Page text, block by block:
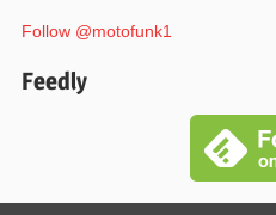
Follow @motofunk1
Feedly